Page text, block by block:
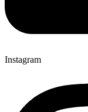
Instagram